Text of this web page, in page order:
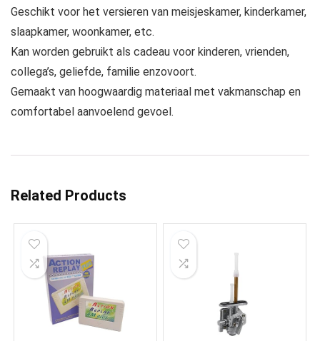
Geschikt voor het versieren van meisjeskamer, kinderkamer,
slaapkamer, woonkamer, etc.
Kan worden gebruikt als cadeau voor kinderen, vrienden,
collega’s, geliefde, familie enzovoort.
Gemaakt van hoogwaardig materiaal met vakmanschap en
comfortabel aanvoelend gevoel.
Related Products